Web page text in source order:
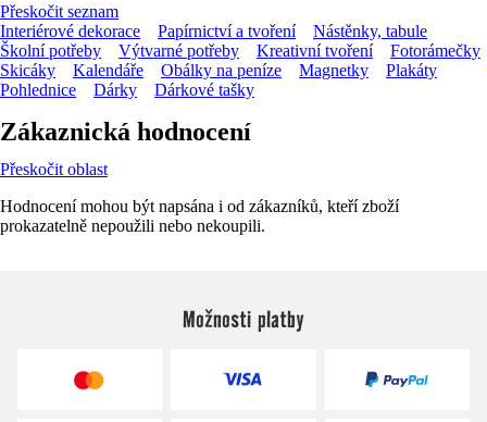
Přeskočit seznam
Interiérové dekorace
Papírnictví a tvoření
Nástěnky, tabule
Školní potřeby
Výtvarné potřeby Kreativní tvoření
Fotorámečky
Skicáky
Kalendáře Obálky na peníze Magnetky
Plakáty
Pohlednice
Dárky Dárkové tašky
Zákaznická hodnocení
Přeskočit oblast
Hodnocení mohou být napsána i od zákazníků, kteří zboží
prokazatelně nepoužili nebo nekoupili.
Možnosti platby